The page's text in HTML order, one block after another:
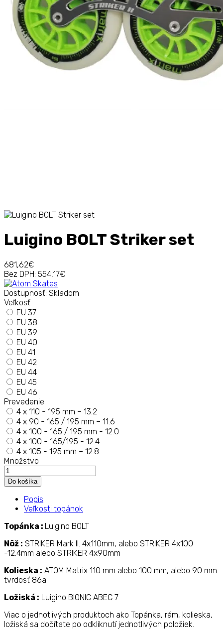
Luigino BOLT Striker set
681,62€
Bez DPH: 554,17€
Dostupnosť: Skladom
Veľkosť
EU 37
EU 38
EU 39
EU 40
EU 41
EU 42
EU 44
EU 45
EU 46
Prevedenie
4 x 110 - 195 mm – 13.2
4 x 90 - 165 / 195 mm – 11.6
4 x 100 - 165 / 195 mm - 12.0
4 x 100 - 165/195 - 12.4
4 x 105 - 195 mm – 12.8
Množstvo
Popis
Veľkosti topánok
Topánka : Luigino BOLT
Nôž : STRIKER Mark II. 4x110mm, alebo STRIKER 4x100
-12.4mm alebo STRIKER 4x90mm
Kolieska : ATOM Matrix 110 mm alebo 100 mm, alebo 90 mm
tvrdosť 86a
Ložiská : Luigino BIONIC ABEC 7
Viac o jednotlivých produktoch ako Topánka, rám, kolieska,
ložiská sa dočítate po odkliknutí jednotlivých položiek.